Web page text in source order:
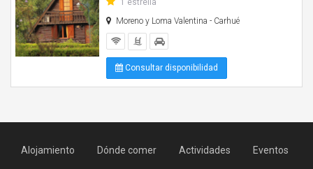
Moreno y Loma Valentina - Carhué
Consultar disponibilidad
Alojamiento Dónde comer Actividades Eventos